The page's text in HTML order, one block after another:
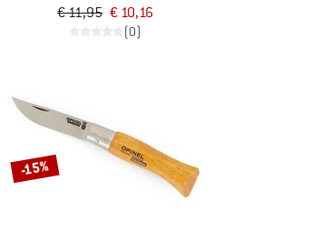
€ 11,95 € 10,16
(0)
-15%